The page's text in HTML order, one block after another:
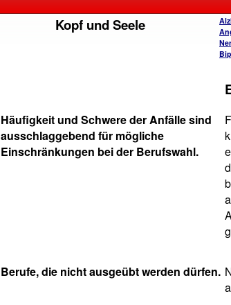
Kopf und Seele
Häufigkeit und Schwere der Anfälle sind
ausschlaggebend für mögliche
Einschränkungen bei der Berufswahl.
Berufe, die nicht ausgeübt werden dürfen.